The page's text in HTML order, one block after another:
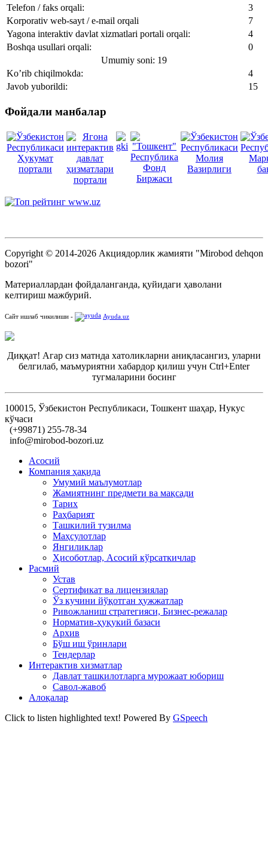
Telefon / faks orqali:
3
Korporativ web-sayt / e-mail orqali
7
Yagona interaktiv davlat xizmatlari portali orqali:
4
Boshqa usullari orqali:
0
Umumiy soni: 19
Ko’rib chiqilmokda:
4
Javob yuborildi:
15
Фойдали манбалар
Copyright © 2014-2026 Акциядорлик жамияти "Mirobod dehqon
bozori"
Материаллардан фойдаланганда, қуйидаги ҳаволани
келтириш мажбурий.
Сайт ишлаб чикилиши - Ayuda.uz
Диққат! Агар сиз матнда хатоликларни аниқласангиз, уларни
белгилаб, маъмуриятни хабардор қилиш учун Ctrl+Enter
тугмаларини босинг
100015, Ўзбекистон Республикаси, Тошкент шаҳар, Нукус
кўчаси
(+99871) 255-78-34
info@mirobod-bozori.uz
Асосий
Компания ҳақида
Умумий маълумотлар
Жамиятнинг предмети ва мақсади
Тарих
Раҳбарият
Ташкилий тузилма
Маҳсулотлар
Янгиликлар
Ҳисоботлар, Асосий кўрсаткичлар
Расмий
Устав
Сертификат ва лицензиялар
Ўз кучини йўқотган ҳужжатлар
Ривожланиш стратегияси, Бизнес-режалар
Норматив-ҳуқукий базаси
Архив
Бўш иш ўринлари
Тендерлар
Интерактив хизматлар
Давлат ташкилотларга мурожаат юбориш
Савол-жавоб
Алоқалар
Click to listen highlighted text! Powered By GSpeech